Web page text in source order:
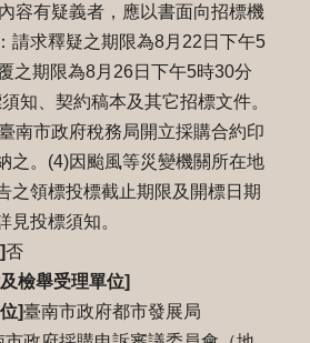
容有疑義者，應以書面向招標機
請求釋疑之期限為8月22日下午5
之期限為8月26日下午5時30分
知、契約稿本及其它招標文件。
南市政府稅務局開立採購合約印
之。(4)因颱風等災變機關所在地
之領標投標截止期限及開標日期
見投標須知。
否
檢舉受理單位]
]臺南市政府都市發展局